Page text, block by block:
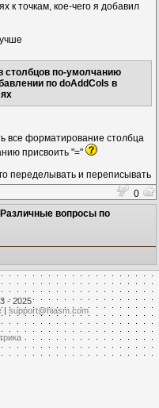
к точкам, кое-чего я добавил
столбцов по-умолчанию
по doAddCols в
все форматирование столбца
присвоить "="
переделывать и переписывать
0
Различные вопросы по
- 2025
| support@hiasm.com